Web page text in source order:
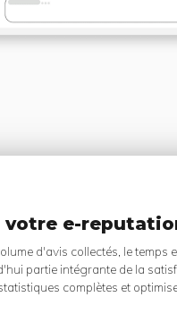
votre e-
d'avis collectés, le temps
partie intégrante de la
complètes et